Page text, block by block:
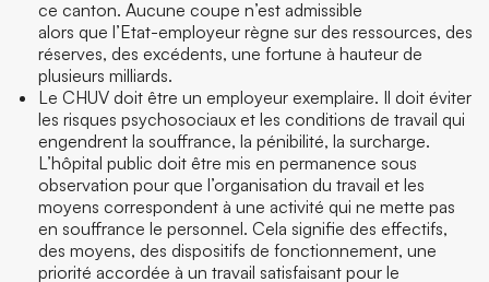
ce canton. Aucune coupe n’est admissible
alors que l’Etat-employeur règne sur des ressources, des
réserves, des excédents, une fortune à hauteur de
plusieurs milliards.
Le CHUV doit être un employeur exemplaire. Il doit éviter
les risques psychosociaux et les conditions de travail qui
engendrent la souffrance, la pénibilité, la surcharge.
L’hôpital public doit être mis en permanence sous
observation pour que l’organisation du travail et les
moyens correspondent à une activité qui ne mette pas
en souffrance le personnel. Cela signifie des effectifs,
des moyens, des dispositifs de fonctionnement, une
priorité accordée à un travail satisfaisant pour le